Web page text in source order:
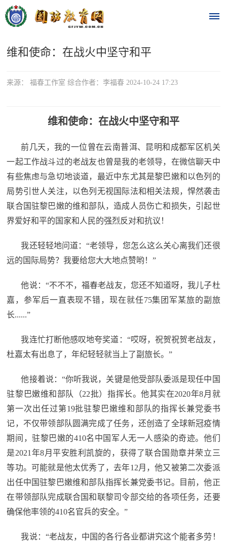
首
页
政
闻
时
政
要
闻
热
点
热
点
追
规
国
法
规
国
防
识
国
防
知
识
全
民
防
民
维和使命：在战火中坚守和平
来源： 福春工作室 综合作者：李福春 2024-10-24 17:23
维和使命：在战火中坚守和平
前几天，我的一位曾在云南普洱、昆明和成都军区机关
一起工作战斗过的老战友也曾是我的老领导，在微信聊天中
有些焦虑与急切地谈道，最近中东尤其是黎巴嫩和以色列的
局势引世人关注，以色列无视国际法和相关法规，悍然袭击
联合国驻黎巴嫩的维和部队，造成人员伤亡和损失，引起世
界爱好和平的国家和人民的强烈反对和抗议！
我还轻轻地问道：“老领导，您怎么这么关心离我们还很
远的国际局势？我要给您大大地点赞哟！”
他说：“不不不，福春老战友，您还不知道呀，我儿子杜
嘉，参军后一直表现不错，现在就任75集团军某旅的副旅
长......”
我连忙打断他感叹地夸奖道：“哎呀，祝贺祝贺老战友，
杜嘉太有出息了，年纪轻轻就当上了副旅长。”
他接着说：“你听我说，关键是他受部队委派是现任中国
驻黎巴嫩维和部队（22批）指挥长。他其实在2020年8月就
第一次出任过第19批驻黎巴嫩维和部队的指挥长兼党委书
记，不仅带领部队圆满完成了任务，还创造了全球新冠疫情
期间，驻黎巴嫩的410名中国军人无一人感染的奇迹。他们
是2021年8月平安胜利凯旋的，获得了联合国勋章并荣立三
等功。可能就是他太优秀了，去年12月，他又被第二次委派
出任中国驻黎巴嫩维和部队指挥长兼党委书记。目前，他正
在带领部队完成联合国和联黎司令部交给的各项任务，还要
确保他率领的410名官兵的安全。”
我说：“老战友，中国的各行各业都讲究这个能者多劳！